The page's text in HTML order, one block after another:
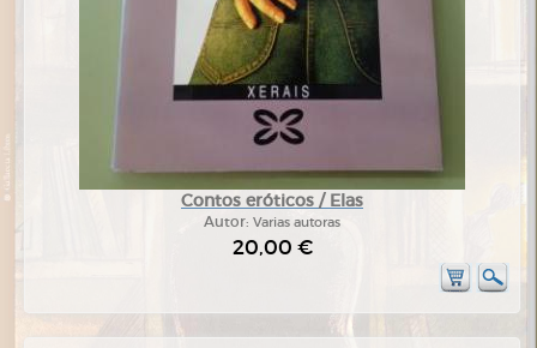
Contos eróticos / Elas
Autor: Varias autoras
20,00 €